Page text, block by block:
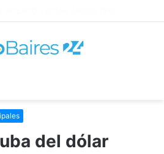
del dólar